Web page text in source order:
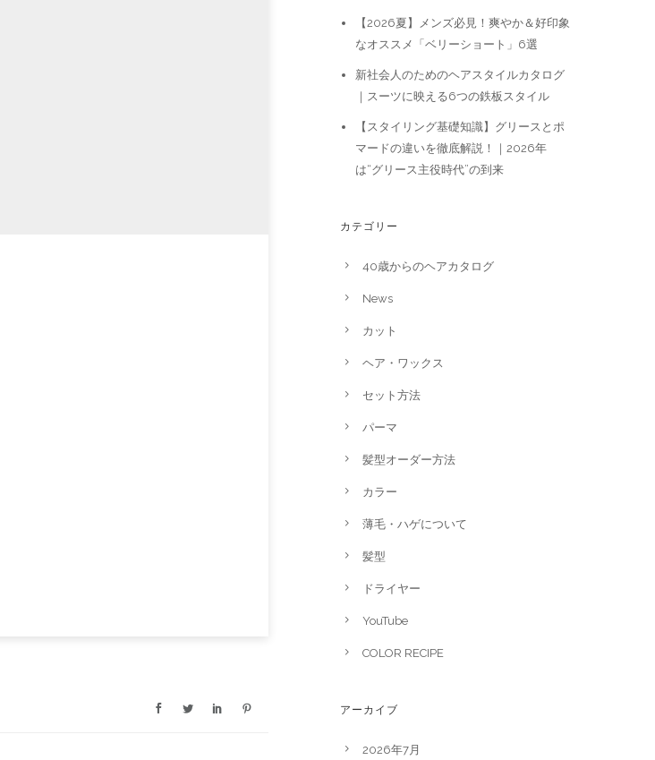
【2026夏】メンズ必見！爽やか＆好印象
なオススメ「ベリーショート」6選
新社会人のためのヘアスタイルカタログ
｜スーツに映える6つの鉄板スタイル
【スタイリング基礎知識】グリースとポ
マードの違いを徹底解説！｜2026年
は“グリース主役時代”の到来
カテゴリー
40歳からのヘアカタログ
News
カット
ヘア・ワックス
セット方法
パーマ
髪型オーダー方法
カラー
薄毛・ハゲについて
髪型
ドライヤー
YouTube
COLOR RECIPE
アーカイブ
2026年7月